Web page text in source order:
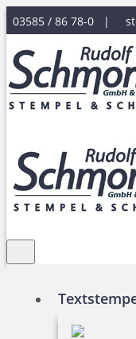
03585 / 86 78-0 |